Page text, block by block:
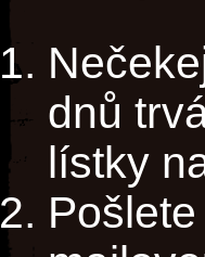
dnů
lístky